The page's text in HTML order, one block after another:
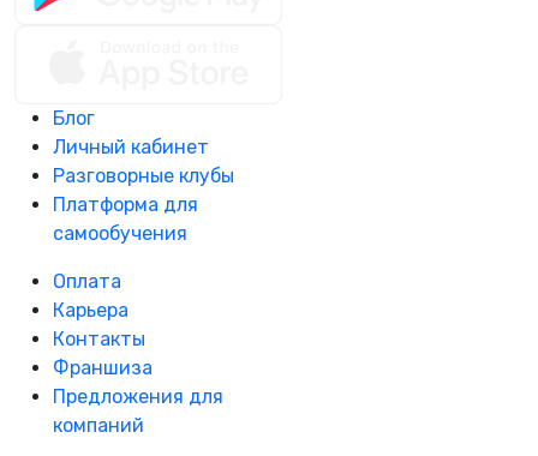
Блог
Личный кабинет
Разговорные клубы
Платформа для
самообучения
Оплата
Карьера
Контакты
Франшиза
Предложения для
компаний